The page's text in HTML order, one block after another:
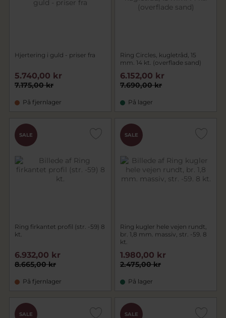
Hjertering i guld - priser fra
7.175,00 kr
5.740,00 kr
På fjernlager
Ring Circles, kugletråd, 15
mm. 14 kt. (overflade sand)
7.690,00 kr
6.152,00 kr
På lager
SALE
Ring firkantet profil (str. -59) 8
kt.
8.665,00 kr
6.932,00 kr
På fjernlager
SALE
Ring kugler hele vejen rundt,
br. 1,8 mm. massiv, str. -59. 8
kt.
2.475,00 kr
1.980,00 kr
På lager
SALE SALE